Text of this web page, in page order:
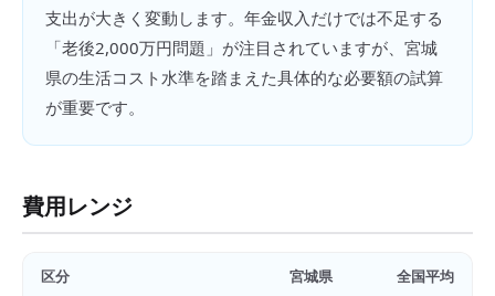
支出が大きく変動します。年金収入だけでは不足する
「老後2,000万円問題」が注目されていますが、宮城
県の生活コスト水準を踏まえた具体的な必要額の試算
が重要です。
費用レンジ
区分 宮城県 全国平均